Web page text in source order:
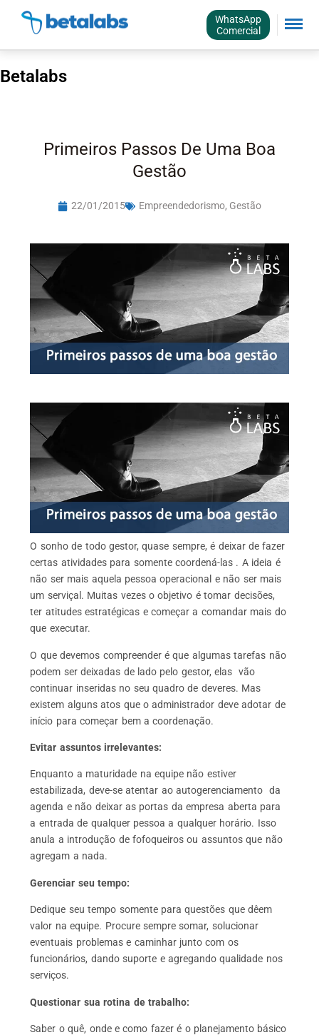
WhatsApp
Comercial
Betalabs
Primeiros Passos De Uma Boa
Gestão
22/01/2015 Empreendedorismo, Gestão
O sonho de todo gestor, quase sempre, é deixar de fazer
certas atividades para somente coordená-las . A ideia é
não ser mais aquela pessoa operacional e não ser mais
um serviçal. Muitas vezes o objetivo é tomar decisões,
ter atitudes estratégicas e começar a comandar mais do
que executar.
O que devemos compreender é que algumas tarefas não
podem ser deixadas de lado pelo gestor, elas vão
continuar inseridas no seu quadro de deveres. Mas
existem alguns atos que o administrador deve adotar de
início para começar bem a coordenação.
Evitar assuntos irrelevantes:
Enquanto a maturidade na equipe não estiver
estabilizada, deve-se atentar ao autogerenciamento da
agenda e não deixar as portas da empresa aberta para
a entrada de qualquer pessoa a qualquer horário. Isso
anula a introdução de fofoqueiros ou assuntos que não
agregam a nada.
Gerenciar seu tempo:
Dedique seu tempo somente para questões que dêem
valor na equipe. Procure sempre somar, solucionar
eventuais problemas e caminhar junto com os
funcionários, dando suporte e agregando qualidade nos
serviços.
Questionar sua rotina de trabalho:
Saber o quê, onde e como fazer é o planejamento básico